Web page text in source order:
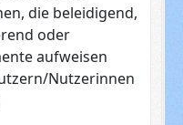
die beleidigend,
oder
aufweisen
Nutzerinnen